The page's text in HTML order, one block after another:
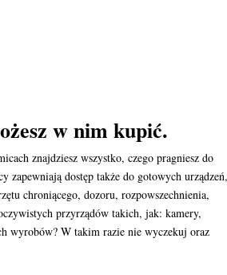
w nim kupić.
znajdziesz wszystko, czego pragniesz do
dostęp także do gotowych urządzeń,
chroniącego, dozoru, rozpowszechnienia,
przyrządów takich, jak: kamery,
wyrobów? W takim razie nie wyczekuj oraz